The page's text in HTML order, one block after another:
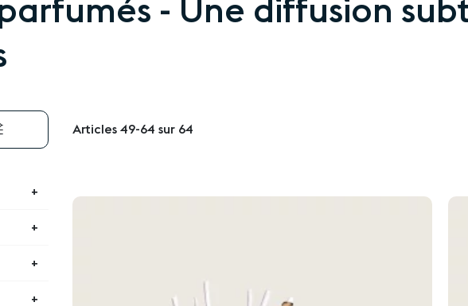
- Une diffusion
Articles 49-64 sur 64